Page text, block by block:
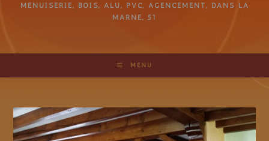
MENUISERIE, BOIS, ALU, PVC, AGENCEMENT, DANS LA
MARNE, 51
MENU